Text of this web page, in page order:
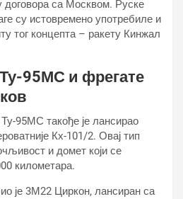
договора са Москвом. Руске
су истовремено употребиле и
тог концепта – ракету Кинжал
95МС и фрегате
95МС такође је лансирао
Кх-101/2. Овај тип
и домет који се
километара.
је 3М22 Циркон, лансиран са